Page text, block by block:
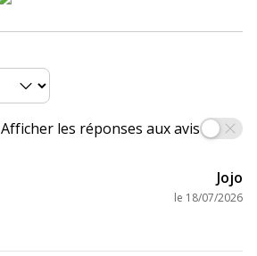
Afficher les réponses aux avis
Jojo
le 18/07/2026